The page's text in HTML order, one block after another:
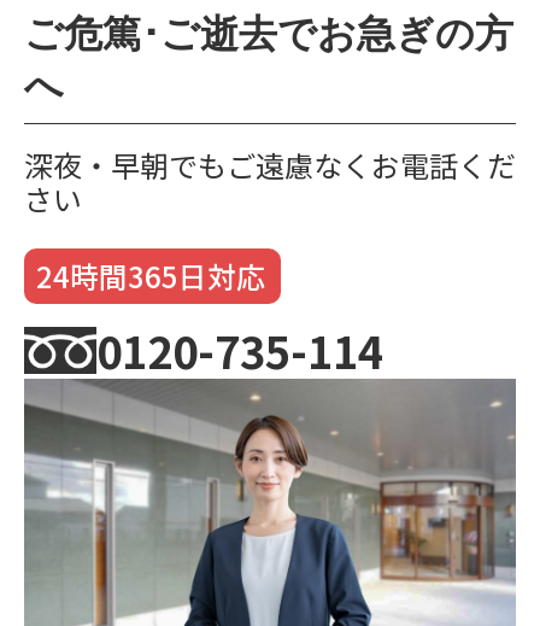
ご危篤･ご逝去でお急ぎの方
へ
深夜・早朝でもご遠慮なくお電話くだ
さい
24時間365日対応
0120-735-114